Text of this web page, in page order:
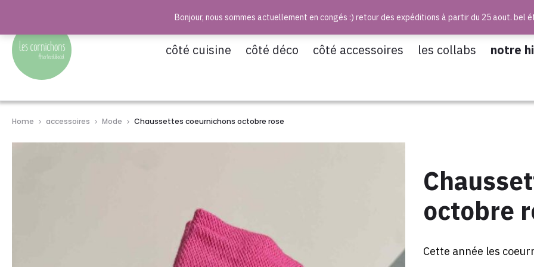
côté cuisine côté déco côté accessoires les collabs notre
Home accessoires Mode Chaussettes coeurnichons octobre rose
octobre
Cette année les
Bonjour, nous sommes actuellement en congés :) retour des expéditions à partir du 25 aout. bel